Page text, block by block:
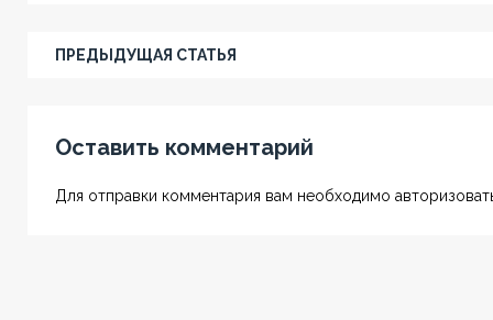
ПРЕДЫДУЩАЯ СТАТЬЯ
Оставить комментарий
Для отправки комментария вам необходимо